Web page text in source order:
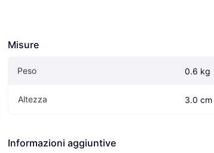
Misure
Peso 0.6 kg
Altezza 3.0 cm
Informazioni aggiuntive